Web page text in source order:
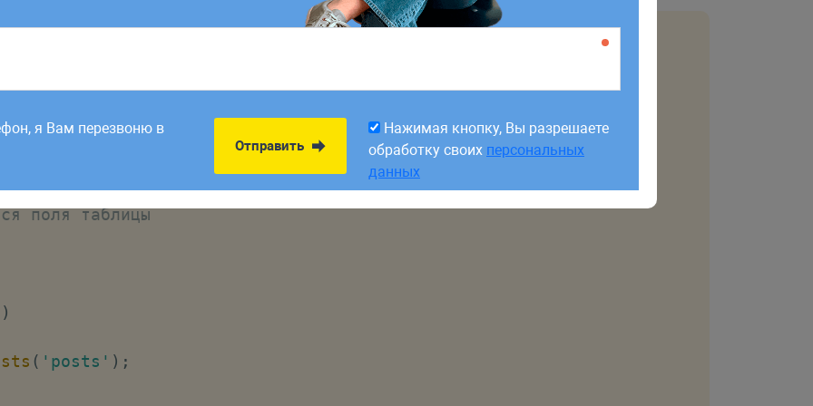
Migration
, function (Blueprint $table) {
поля таблицы
)
( 'posts' ) ;
Заявки,
Нажимая кнопку, Вы разрешаете
данных
я Вам перезвоню в
Отправить
Нажимая кнопку, Вы разрешаете
обработку своих персональных
данных